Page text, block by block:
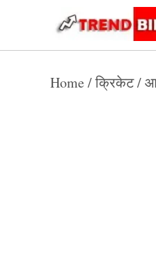
content
Home /क्रिकेट/